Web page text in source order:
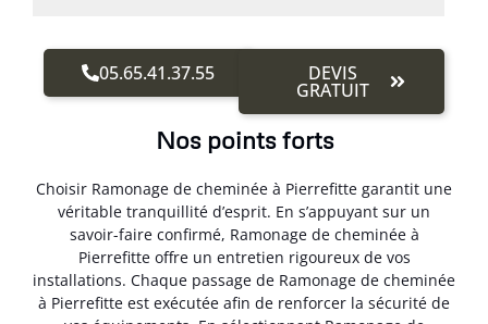
05.65.41.37.55 DEVIS
GRATUIT
Nos points forts
Choisir Ramonage de cheminée à Pierrefitte garantit une
véritable tranquillité d’esprit. En s’appuyant sur un
savoir-faire confirmé, Ramonage de cheminée à
Pierrefitte offre un entretien rigoureux de vos
installations. Chaque passage de Ramonage de cheminée
à Pierrefitte est exécutée afin de renforcer la sécurité de